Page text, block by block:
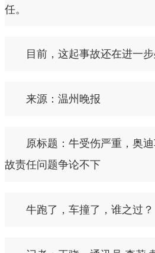
任。
目前，这起事故还在进一步
来源：温州晚报
原标题：牛受伤严重，奥迪
故责任问题争论不下
牛跑了，车撞了，谁之过？